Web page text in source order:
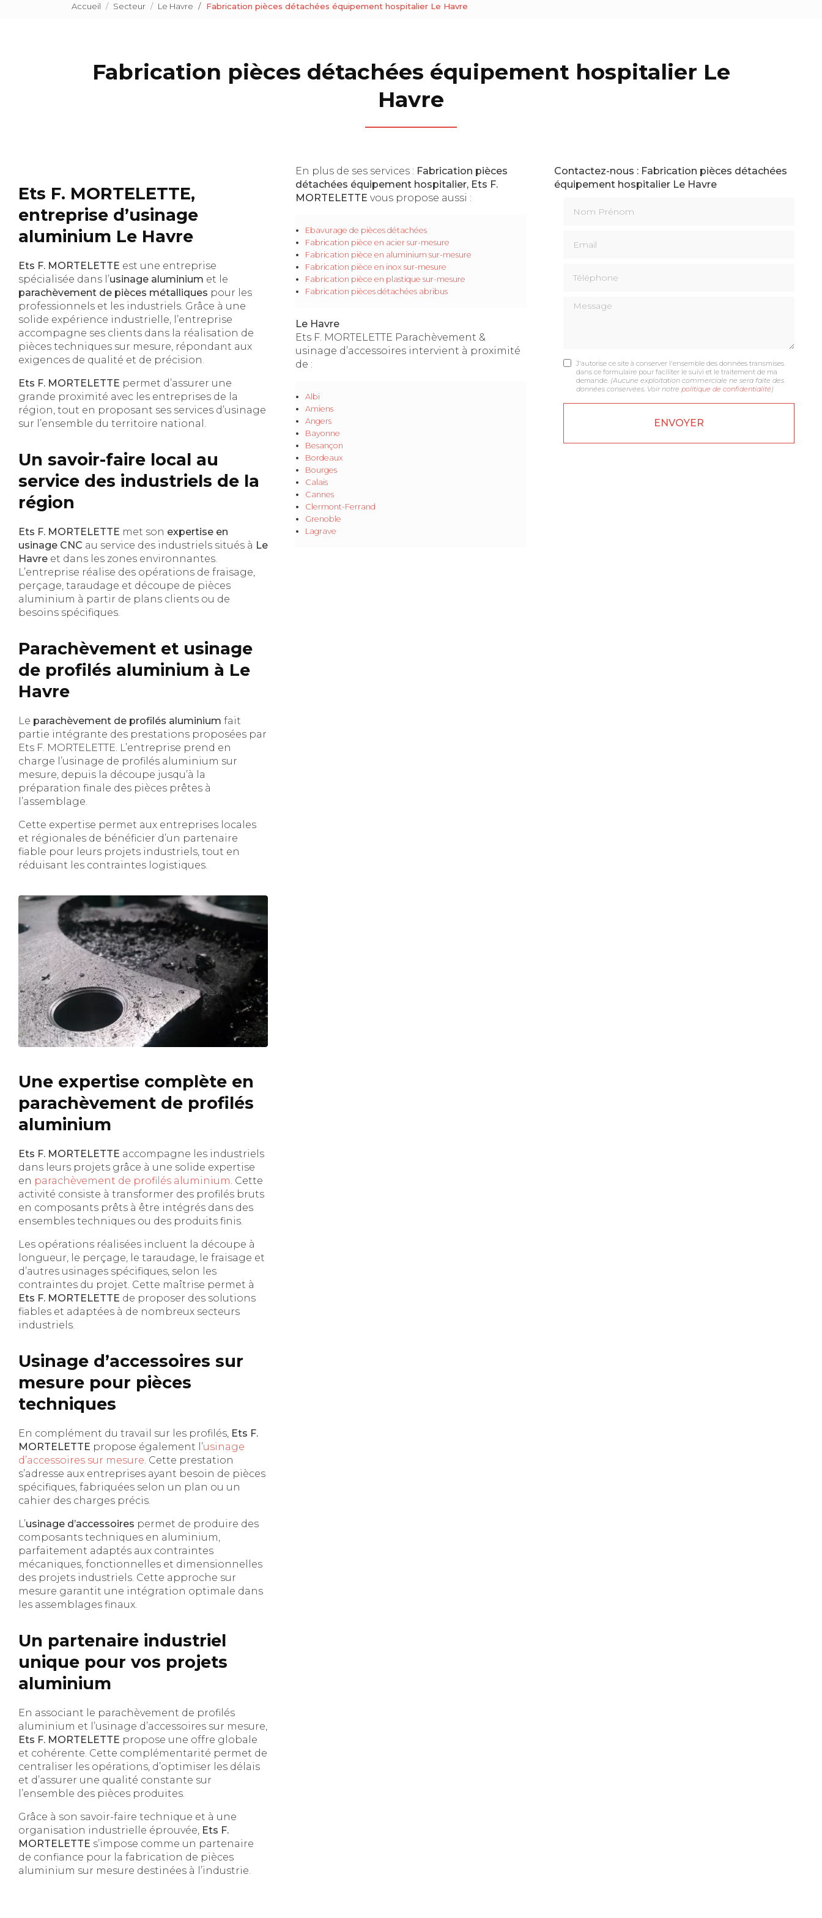
Accueil Secteur Le Havre Fabrication pièces détachées équipement hospitalier Le Havre
Fabrication pièces détachées équipement hospitalier Le
Havre
Ets F. MORTELETTE,
entreprise d’usinage
aluminium Le Havre
Ets F. MORTELETTE est une entreprise
spécialisée dans l’usinage aluminium et le
parachèvement de pièces métalliques pour les
professionnels et les industriels. Grâce à une
solide expérience industrielle, l’entreprise
accompagne ses clients dans la réalisation de
pièces techniques sur mesure, répondant aux
exigences de qualité et de précision.
Ets F. MORTELETTE permet d’assurer une
grande proximité avec les entreprises de la
région, tout en proposant ses services d’usinage
sur l’ensemble du territoire national.
Un savoir-faire local au
service des industriels de la
région
Ets F. MORTELETTE met son expertise en
usinage CNC au service des industriels situés à Le
Havre et dans les zones environnantes.
L’entreprise réalise des opérations de fraisage,
perçage, taraudage et découpe de pièces
aluminium à partir de plans clients ou de
besoins spécifiques.
Parachèvement et usinage
de profilés aluminium à Le
Havre
Le parachèvement de profilés aluminium fait
partie intégrante des prestations proposées par
Ets F. MORTELETTE. L’entreprise prend en
charge l’usinage de profilés aluminium sur
mesure, depuis la découpe jusqu’à la
préparation finale des pièces prêtes à
l’assemblage.
Cette expertise permet aux entreprises locales
et régionales de bénéficier d’un partenaire
fiable pour leurs projets industriels, tout en
réduisant les contraintes logistiques.
Une expertise complète en
parachèvement de profilés
aluminium
Ets F. MORTELETTE accompagne les industriels
dans leurs projets grâce à une solide expertise
en parachèvement de profilés aluminium . Cette
activité consiste à transformer des profilés bruts
en composants prêts à être intégrés dans des
ensembles techniques ou des produits finis.
Les opérations réalisées incluent la découpe à
longueur, le perçage, le taraudage, le fraisage et
d’autres usinages spécifiques, selon les
contraintes du projet. Cette maîtrise permet à
Ets F. MORTELETTE de proposer des solutions
fiables et adaptées à de nombreux secteurs
industriels.
Usinage d’accessoires sur
mesure pour pièces
techniques
En complément du travail sur les profilés, Ets F.
MORTELETTE propose également l’usinage
d’accessoires sur mesure . Cette prestation
s’adresse aux entreprises ayant besoin de pièces
spécifiques, fabriquées selon un plan ou un
cahier des charges précis.
L’usinage d’accessoires permet de produire des
composants techniques en aluminium,
parfaitement adaptés aux contraintes
mécaniques, fonctionnelles et dimensionnelles
des projets industriels. Cette approche sur
mesure garantit une intégration optimale dans
les assemblages finaux.
Un partenaire industriel
unique pour vos projets
aluminium
En associant le parachèvement de profilés
aluminium et l’usinage d’accessoires sur mesure,
Ets F. MORTELETTE propose une offre globale
et cohérente. Cette complémentarité permet de
centraliser les opérations, d’optimiser les délais
et d’assurer une qualité constante sur
l’ensemble des pièces produites.
Grâce à son savoir-faire technique et à une
organisation industrielle éprouvée, Ets F.
MORTELETTE s’impose comme un partenaire
de confiance pour la fabrication de pièces
aluminium sur mesure destinées à l’industrie.
En plus de ses services : Fabrication pièces
détachées équipement hospitalier, Ets F.
MORTELETTE vous propose aussi :
Ebavurage de pièces détachées
Fabrication pièce en acier sur-mesure
Fabrication pièce en aluminium sur-mesure
Fabrication pièce en inox sur-mesure
Fabrication pièce en plastique sur-mesure
Fabrication pièces détachées abribus
Le Havre
Ets F. MORTELETTE Parachèvement &
usinage d’accessoires intervient à proximité
de :
Albi
Amiens
Angers
Bayonne
Besançon
Bordeaux
Bourges
Calais
Cannes
Clermont-Ferrand
Grenoble
Lagrave
Contactez-nous : Fabrication pièces détachées
équipement hospitalier Le Havre
Message
J'autorise ce site à conserver l'ensemble des données transmises
dans ce formulaire pour faciliter le suivi et le traitement de ma
demande. (Aucune exploitation commerciale ne sera faite des
données conservées. Voir notre politique de confidentialité )